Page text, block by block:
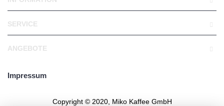
SERVICE
ANGEBOTE
Impressum
Copyright © 2020, Miko Kaffee GmbH